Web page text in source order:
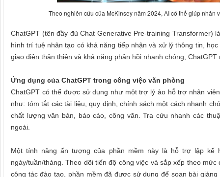
Theo nghiên cứu của McKinsey năm 2024, AI có thể giúp
ChatGPT (tên đầy đủ Chat Generative Pre-training
hình trí tuệ nhân tạo có khả năng tiếp nhận và xử lý thông tin,
giao diện thân thiện và khả năng phản hồi nhanh chóng,
Ứng dụng của ChatGPT trong công việc văn phòng
ChatGPT có thể được sử dụng như một trợ lý ảo hỗ trợ nhân
như: tóm tắt các tài liệu, quy định, chính sách một cách nhanh
chất lượng văn bản, báo cáo, công văn. Tra cứu nhanh các
ngoài.
Một tính năng ấn tượng của phần mềm này là hỗ trợ lập kế
ngày/tuần/tháng. Theo dõi tiến độ công việc và sắp xếp theo
công tác đào tạo, phần mềm đã được sử dụng để soạn bài